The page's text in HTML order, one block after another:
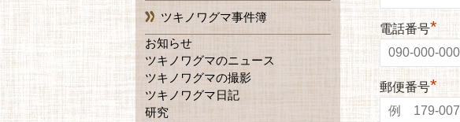
電話番号*
郵便番号*
ツキノワグマ事件簿
お知らせ
ツキノワグマのニュース
ツキノワグマの撮影
ツキノワグマ日記
研究